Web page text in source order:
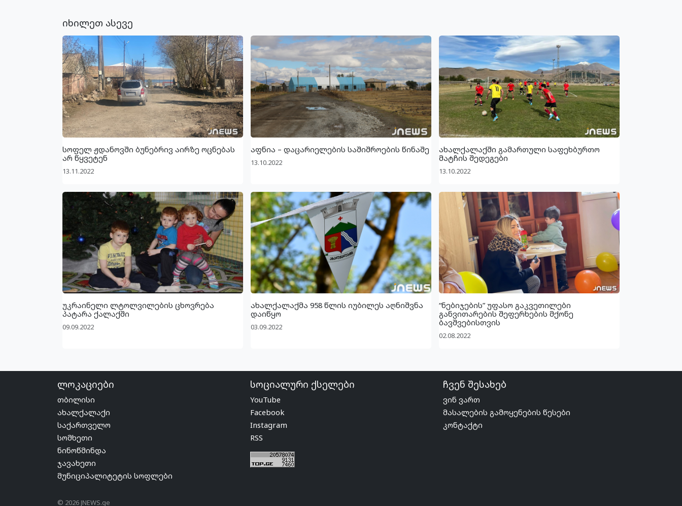
იხილეთ ასევე
სოფელ ჟდანოვში ბუნებრივ აირზე ოცნებას
არ წყვეტენ
13.11.2022
აფნია – დაცარიელების საშიშროების წინაშე
13.10.2022
ახალქალაქში გამართული საფეხბურთო
მატჩის შედეგები
13.10.2022
უკრაინელი ლტოლვილების ცხოვრება
პატარა ქალაქში
09.09.2022
ახალქალაქმა 958 წლის იუბილეს აღნიშვნა
დაიწყო
03.09.2022
“ნებიჯების” უფასო გაკვეთილები
განვითარების შეფერხების მქონე
ბავშვებისთვის
02.08.2022
ლოკაციები
თბილისი
ახალქალაქი
საქართველო
სომხეთი
ნინოწმინდა
ჯავახეთი
მუნიციპალიტეტის სოფლები
სოციალური ქსელები
YouTube
Facebook
Instagram
RSS
ჩვენ შესახებ
ვინ ვართ
მასალების გამოყენების წესები
კონტაქტი
© 2026 JNEWS.ge